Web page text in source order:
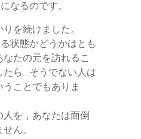
なるのです。
を続けました。
状態かどうかはとも
たの元を訪れるこ
たら…そうでない人は
ことでもありま
を，あなたは面倒
ん。